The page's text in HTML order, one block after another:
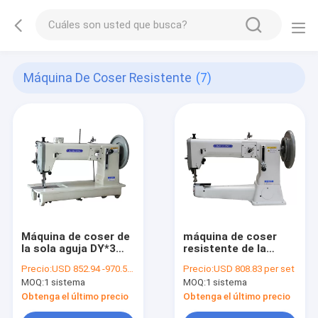
Máquina De Coser Resistente (7)
Máquina de coser de
la sola aguja DY*3
gruesos
Precio:USD 852.94 -970.59 per set
MOQ:1 sistema
Obtenga el último precio
máquina de coser
resistente de la
Precio:USD 808.83 per set
MOQ:1 sistema
Obtenga el último precio